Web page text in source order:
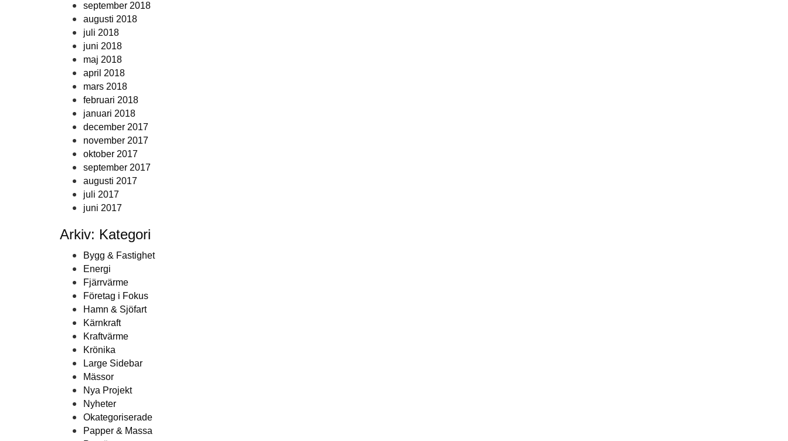
september 2018
augusti 2018
juli 2018
juni 2018
maj 2018
april 2018
mars 2018
februari 2018
januari 2018
december 2017
november 2017
oktober 2017
september 2017
augusti 2017
juli 2017
juni 2017
Arkiv: Kategori
Bygg & Fastighet
Energi
Fjärrvärme
Företag i Fokus
Hamn & Sjöfart
Kärnkraft
Kraftvärme
Krönika
Large Sidebar
Mässor
Nya Projekt
Nyheter
Okategoriserade
Papper & Massa